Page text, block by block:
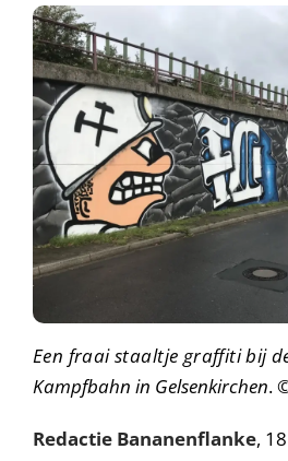
Achtergrond
Een fraai staaltje graffiti bij
Kampfbahn in Gelsenkirchen.
Redactie Bananenflanke,